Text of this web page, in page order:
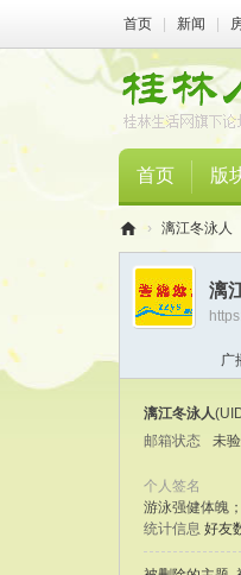
首页 新闻
首页 版
桂
林
人
› 漓江冬泳人
漓
广
漓江冬泳人
邮箱状态
未
个人签名
游泳强健体魄
统计信息 好友